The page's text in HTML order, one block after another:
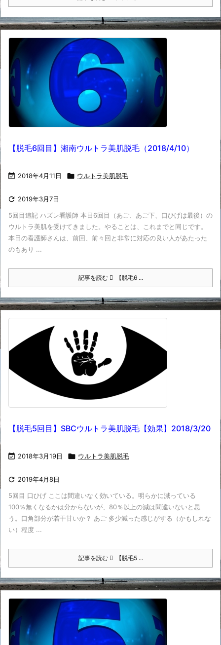
【脱毛6回目】湘南ウルトラ美肌脱毛（2018/4/10）
 2018年4月11日  ウルトラ美肌脱毛
 2019年3月7日
5回目追記 ハズレ看護師 本日6回目（あご、あご下、口ひげは最後）の
ウルトラ美肌を受けてきました。やることは、これまでと同じです。
本日の看護師さんは、前回、前々回と非常に対応の良い人があたった
のもあり ...
記事を読む 【脱毛6 ...
【脱毛5回目】SBCウルトラ美肌脱毛【効果】2018/3/20
 2018年3月19日  ウルトラ美肌脱毛
 2019年4月8日
5回目 口ひげ ここは間違いなく効いている。明らかに減っている
100％無くなるかは分からないが、80％以上の減は間違いないと思
う。口角部分が若干甘いか？ あご 多少減った感じがする（かもしれな
い）程度 ...
記事を読む 【脱毛5 ...